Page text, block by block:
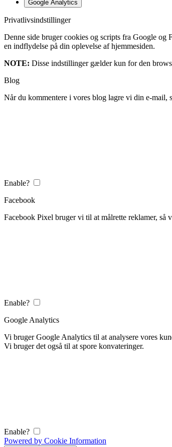
Google Analytics
Privatlivsindstillinger
Denne side bruger cookies og scripts fra Google
en indflydelse på din oplevelse af hjemmesiden.
NOTE: Disse indstillinger gælder kun for den
Blog
Når du kommentere i vores blog lagre vi din e-mail,
Enable?
Facebook
Facebook Pixel bruger vi til at målrette reklamer, så
Enable?
Google Analytics
Vi bruger Google Analytics til at analysere vores
Vi bruger det også til at spore konvateringer.
Enable?
Powered by Cookie Information